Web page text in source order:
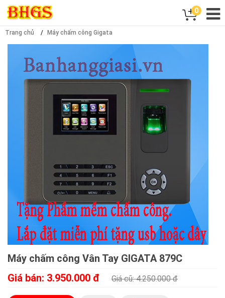
0
Trang chủ Máy chấm công Gigata
Máy chấm công Vân Tay GIGATA 879C
Giá bán: 3.950.000 đ
Giá cũ: 4.250.000 đ